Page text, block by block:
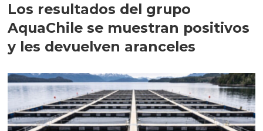
Los resultados del grupo
AquaChile se muestran positivos
y les devuelven aranceles